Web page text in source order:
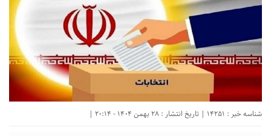
شناسه خبر : 14251 | تاریخ انتشار : 28 بهمن 1404 - 20:14 |